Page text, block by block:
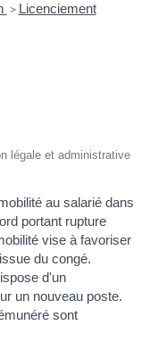
> Licenciement
légale et administrative
au salarié dans
portant rupture
vise à favoriser
du congé.
d'un
un nouveau poste.
sont